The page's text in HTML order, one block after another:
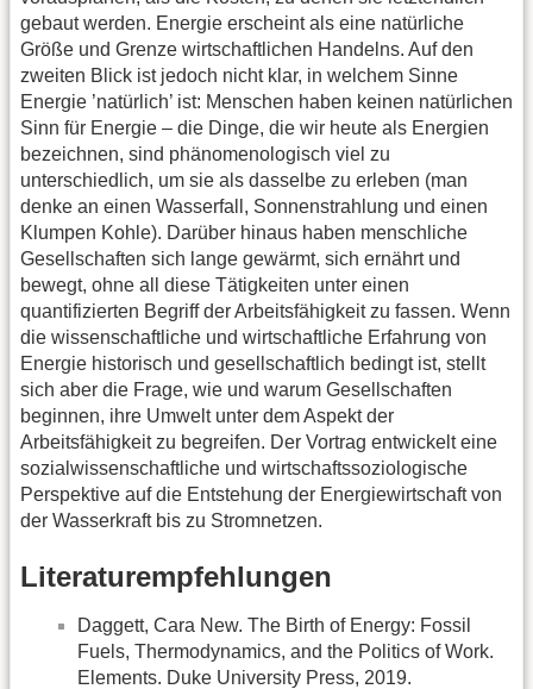
gebaut werden. Energie erscheint als eine natürliche
Größe und Grenze wirtschaftlichen Handelns. Auf den
zweiten Blick ist jedoch nicht klar, in welchem Sinne
Energie ’natürlich’ ist: Menschen haben keinen natürlichen
Sinn für Energie – die Dinge, die wir heute als Energien
bezeichnen, sind phänomenologisch viel zu
unterschiedlich, um sie als dasselbe zu erleben (man
denke an einen Wasserfall, Sonnenstrahlung und einen
Klumpen Kohle). Darüber hinaus haben menschliche
Gesellschaften sich lange gewärmt, sich ernährt und
bewegt, ohne all diese Tätigkeiten unter einen
quantifizierten Begriff der Arbeitsfähigkeit zu fassen. Wenn
die wissenschaftliche und wirtschaftliche Erfahrung von
Energie historisch und gesellschaftlich bedingt ist, stellt
sich aber die Frage, wie und warum Gesellschaften
beginnen, ihre Umwelt unter dem Aspekt der
Arbeitsfähigkeit zu begreifen. Der Vortrag entwickelt eine
sozialwissenschaftliche und wirtschaftssoziologische
Perspektive auf die Entstehung der Energiewirtschaft von
der Wasserkraft bis zu Stromnetzen.
Literaturempfehlungen
Daggett, Cara New. The Birth of Energy: Fossil
Fuels, Thermodynamics, and the Politics of Work.
Elements. Duke University Press, 2019.